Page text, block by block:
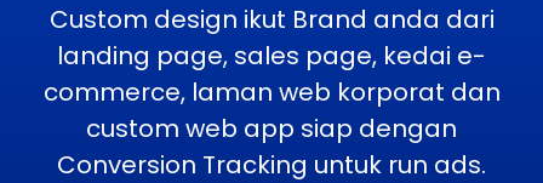
Custom design ikut Brand anda dari
landing page, sales page, kedai e-
commerce, laman web korporat dan
custom web app siap dengan
Conversion Tracking untuk run ads.